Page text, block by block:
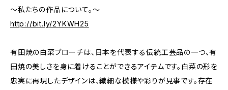
～私たちの作品について。～
http://bit.ly/2YKWH25
有田焼の白菜ブローチは、日本を代表する伝統工芸品の一つ、有
田焼の美しさを身に着けることができるアイテムです。白菜の形を
忠実に再現したデザインは、繊細な模様や彩りが見事です。存在